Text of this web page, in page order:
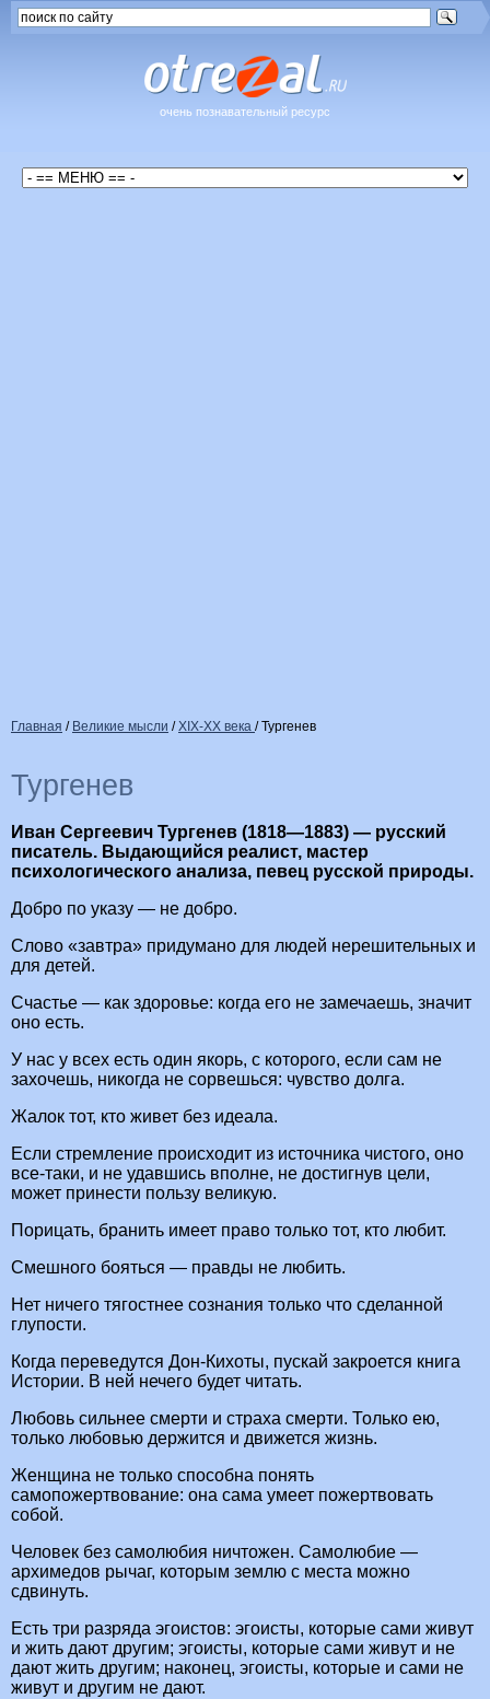
очень познавательный ресурс
Главная / Великие мысли /XIX-XX века /Тургенев
Тургенев
Иван Сергеевич Тургенев (1818—1883) — русский
писатель. Выдающийся реалист, мастер
психологического анализа, певец русской природы.
Добро по указу — не добро.
Слово «завтра» придумано для людей нерешительных и
для детей.
Счастье — как здоровье: когда его не замечаешь, значит
оно есть.
У нас у всех есть один якорь, с которого, если сам не
захочешь, никогда не сорвешься: чувство долга.
Жалок тот, кто живет без идеала.
Если стремление происходит из источника чистого, оно
все-таки, и не удавшись вполне, не достигнув цели,
может принести пользу великую.
Порицать, бранить имеет право только тот, кто любит.
Смешного бояться — правды не любить.
Нет ничего тягостнее сознания только что сделанной
глупости.
Когда переведутся Дон-Кихоты, пускай закроется книга
Истории. В ней нечего будет читать.
Любовь сильнее смерти и страха смерти. Только ею,
только любовью держится и движется жизнь.
Женщина не только способна понять
самопожертвование: она сама умеет пожертвовать
собой.
Человек без самолюбия ничтожен. Самолюбие —
архимедов рычаг, которым землю с места можно
сдвинуть.
Есть три разряда эгоистов: эгоисты, которые сами живут
и жить дают другим; эгоисты, которые сами живут и не
дают жить другим; наконец, эгоисты, которые и сами не
живут и другим не дают.